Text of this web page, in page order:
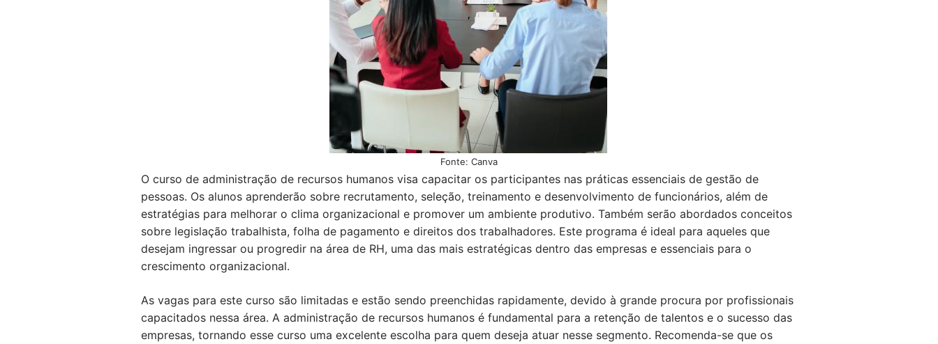
Fonte: Canva
O curso de administração de recursos humanos visa capacitar os participantes nas práticas essenciais de gestão de
pessoas. Os alunos aprenderão sobre recrutamento, seleção, treinamento e desenvolvimento de funcionários, além de
estratégias para melhorar o clima organizacional e promover um ambiente produtivo. Também serão abordados conceitos
sobre legislação trabalhista, folha de pagamento e direitos dos trabalhadores. Este programa é ideal para aqueles que
desejam ingressar ou progredir na área de RH, uma das mais estratégicas dentro das empresas e essenciais para o
crescimento organizacional.
As vagas para este curso são limitadas e estão sendo preenchidas rapidamente, devido à grande procura por profissionais
capacitados nessa área. A administração de recursos humanos é fundamental para a retenção de talentos e o sucesso das
empresas, tornando esse curso uma excelente escolha para quem deseja atuar nesse segmento. Recomenda-se que os